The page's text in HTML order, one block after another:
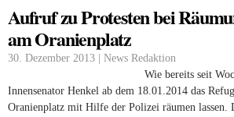
Aufruf zu Protesten bei
am Oranienplatz
30. Dezember 2013 | News Redaktion
Wie bereits seit
Innensenator Henkel ab dem 18.01.2014 das
Oranienplatz mit Hilfe der Polizei räumen lassen.